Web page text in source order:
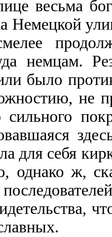
весьма
Немецкой
немцам.
было
не
для себя
однако ж,